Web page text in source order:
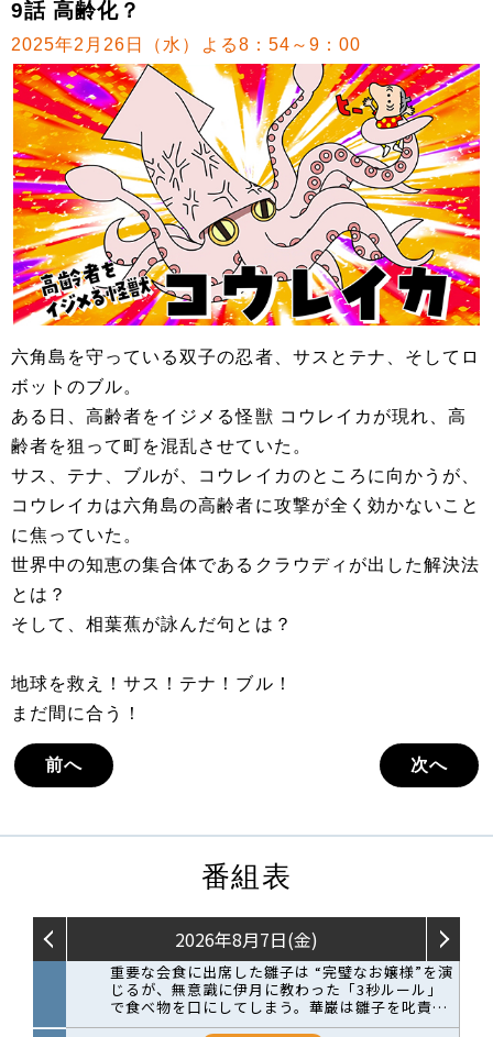
9話 高齢化？
2025年2月26日（水）よる8：54～9：00
六角島を守っている双子の忍者、サスとテナ、そしてロ
ボットのブル。
ある日、高齢者をイジメる怪獣 コウレイカが現れ、高
齢者を狙って町を混乱させていた。
サス、テナ、ブルが、コウレイカのところに向かうが、
コウレイカは六角島の高齢者に攻撃が全く効かないこと
に焦っていた。
世界中の知恵の集合体であるクラウディが出した解決法
とは？
そして、相葉蕉が詠んだ句とは？
地球を救え！サス！テナ！ブル！
まだ間に合う！
前へ 次へ
番組表